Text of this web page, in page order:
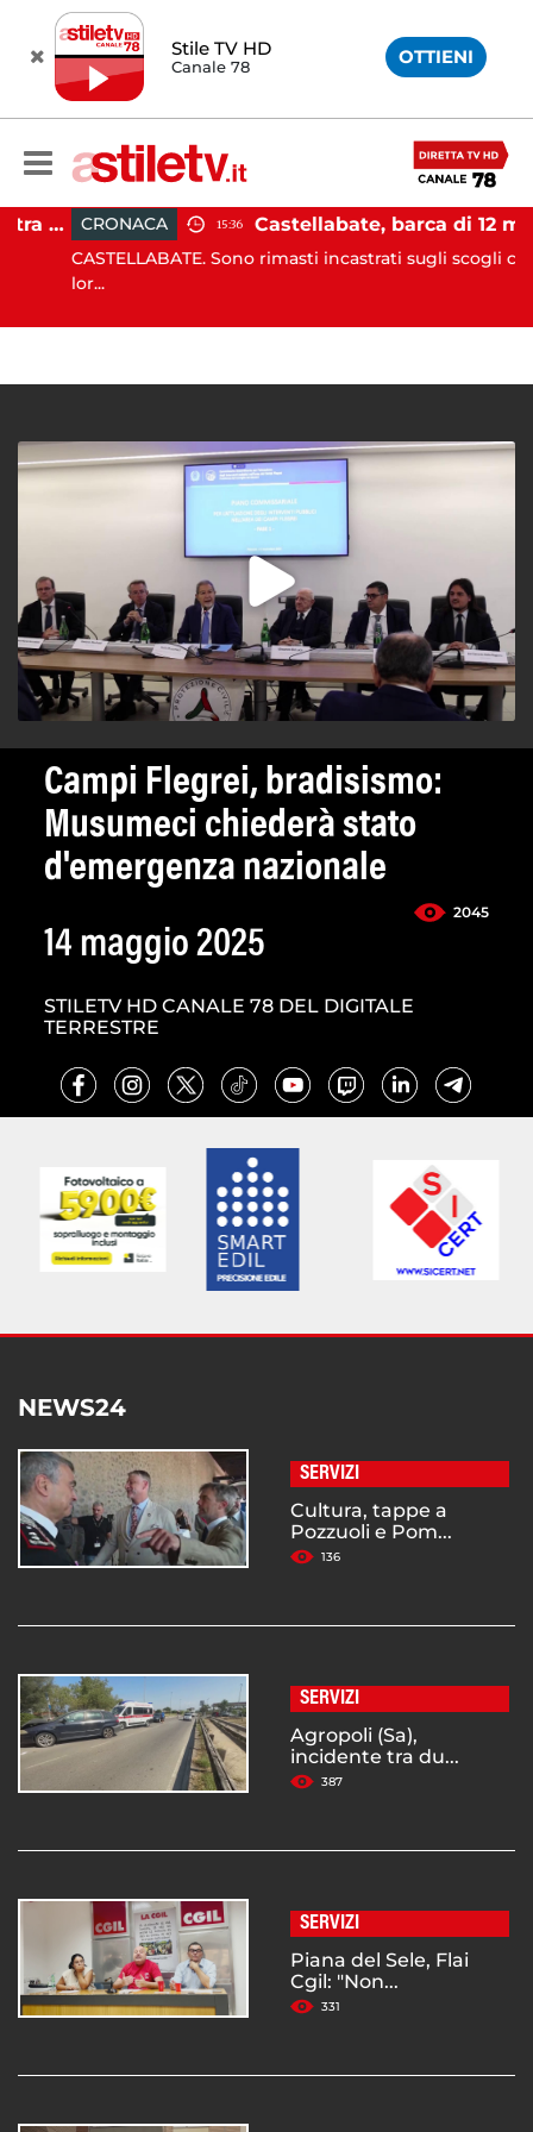
Stile TV HD
Canale 78 OTTIENI
Pontecagnano, incidente tra due auto: 4 feriti CRONACA 15:36
CASTELLABATE. Sono rimasti incastrati sugli scogli con la
lor...
Campi Flegrei, bradisismo:
Musumeci chiederà stato
d'emergenza nazionale
2045
14 maggio 2025
STILETV HD CANALE 78 DEL DIGITALE
TERRESTRE
NEWS24
SERVIZI
Cultura, tappe a
Pozzuoli e Pom...
136
SERVIZI
Agropoli (Sa),
incidente tra du...
387
SERVIZI
Piana del Sele, Flai
Cgil: "Non...
331